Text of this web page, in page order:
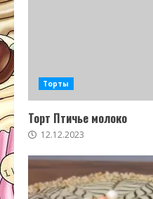
Торты
Торт Птичье молоко
12.12.2023